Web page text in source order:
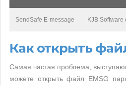
SendSafe E-message KJB
Как открыть
Самая частая проблема,
можете открыть файл EMSG